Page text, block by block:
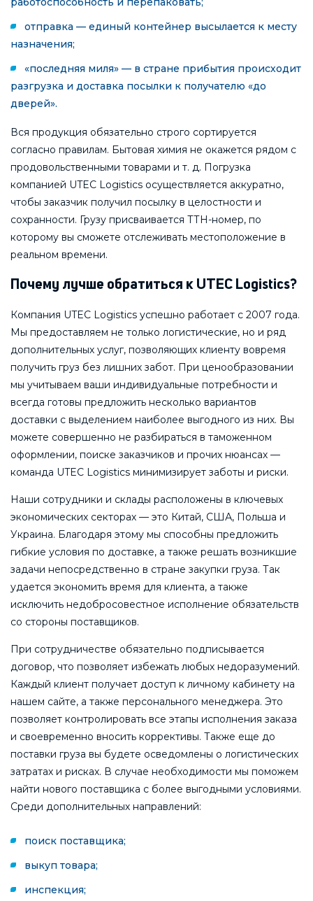
отправка — единый контейнер высылается к месту
назначения;
«последняя миля» — в стране прибытия происходит
разгрузка и доставка посылки к получателю «до
дверей».
Вся продукция обязательно строго сортируется
согласно правилам. Бытовая химия не окажется рядом с
продовольственными товарами и т. д. Погрузка
компанией UTEC Logistics осуществляется аккуратно,
чтобы заказчик получил посылку в целостности и
сохранности. Грузу присваивается ТТН-номер, по
которому вы сможете отслеживать местоположение в
реальном времени.
Почему лучше обратиться к UTEC Logistics?
Компания UTEC Logistics успешно работает с 2007 года.
Мы предоставляем не только логистические, но и ряд
дополнительных услуг, позволяющих клиенту вовремя
получить груз без лишних забот. При ценообразовании
мы учитываем ваши индивидуальные потребности и
всегда готовы предложить несколько вариантов
доставки с выделением наиболее выгодного из них. Вы
можете совершенно не разбираться в таможенном
оформлении, поиске заказчиков и прочих нюансах —
команда UTEC Logistics минимизирует заботы и риски.
Наши сотрудники и склады расположены в ключевых
экономических секторах — это Китай, США, Польша и
Украина. Благодаря этому мы способны предложить
гибкие условия по доставке, а также решать возникшие
задачи непосредственно в стране закупки груза. Так
удается экономить время для клиента, а также
исключить недобросовестное исполнение обязательств
со стороны поставщиков.
При сотрудничестве обязательно подписывается
договор, что позволяет избежать любых недоразумений.
Каждый клиент получает доступ к личному кабинету на
нашем сайте, а также персонального менеджера. Это
позволяет контролировать все этапы исполнения заказа
и своевременно вносить коррективы. Также еще до
поставки груза вы будете осведомлены о логистических
затратах и рисках. В случае необходимости мы поможем
найти нового поставщика с более выгодными условиями.
Среди дополнительных направлений:
поиск поставщика;
выкуп товара;
инспекция;